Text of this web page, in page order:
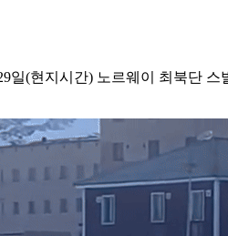
일(현지시간) 노르웨이 최북단